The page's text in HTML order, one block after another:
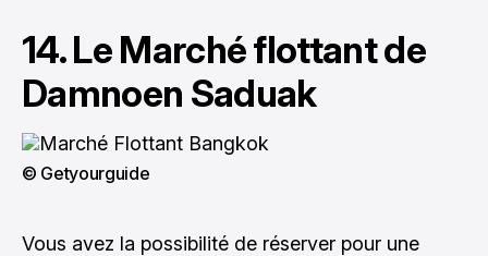
14. Le Marché flottant de
Damnoen Saduak
© Getyourguide
Vous avez la possibilité de réserver pour une